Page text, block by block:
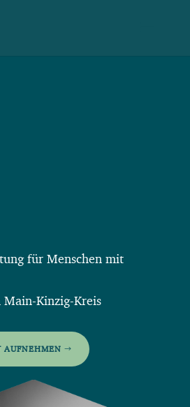
für Menschen mit
Main-Kinzig-Kreis
AUFNEHMEN